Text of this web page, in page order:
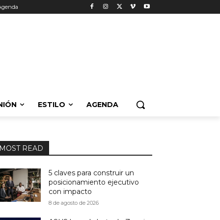
ESTILO AGENDA
READ
5 claves para construir un
posicionamiento ejecutivo
con impacto
8 de agosto de 2026